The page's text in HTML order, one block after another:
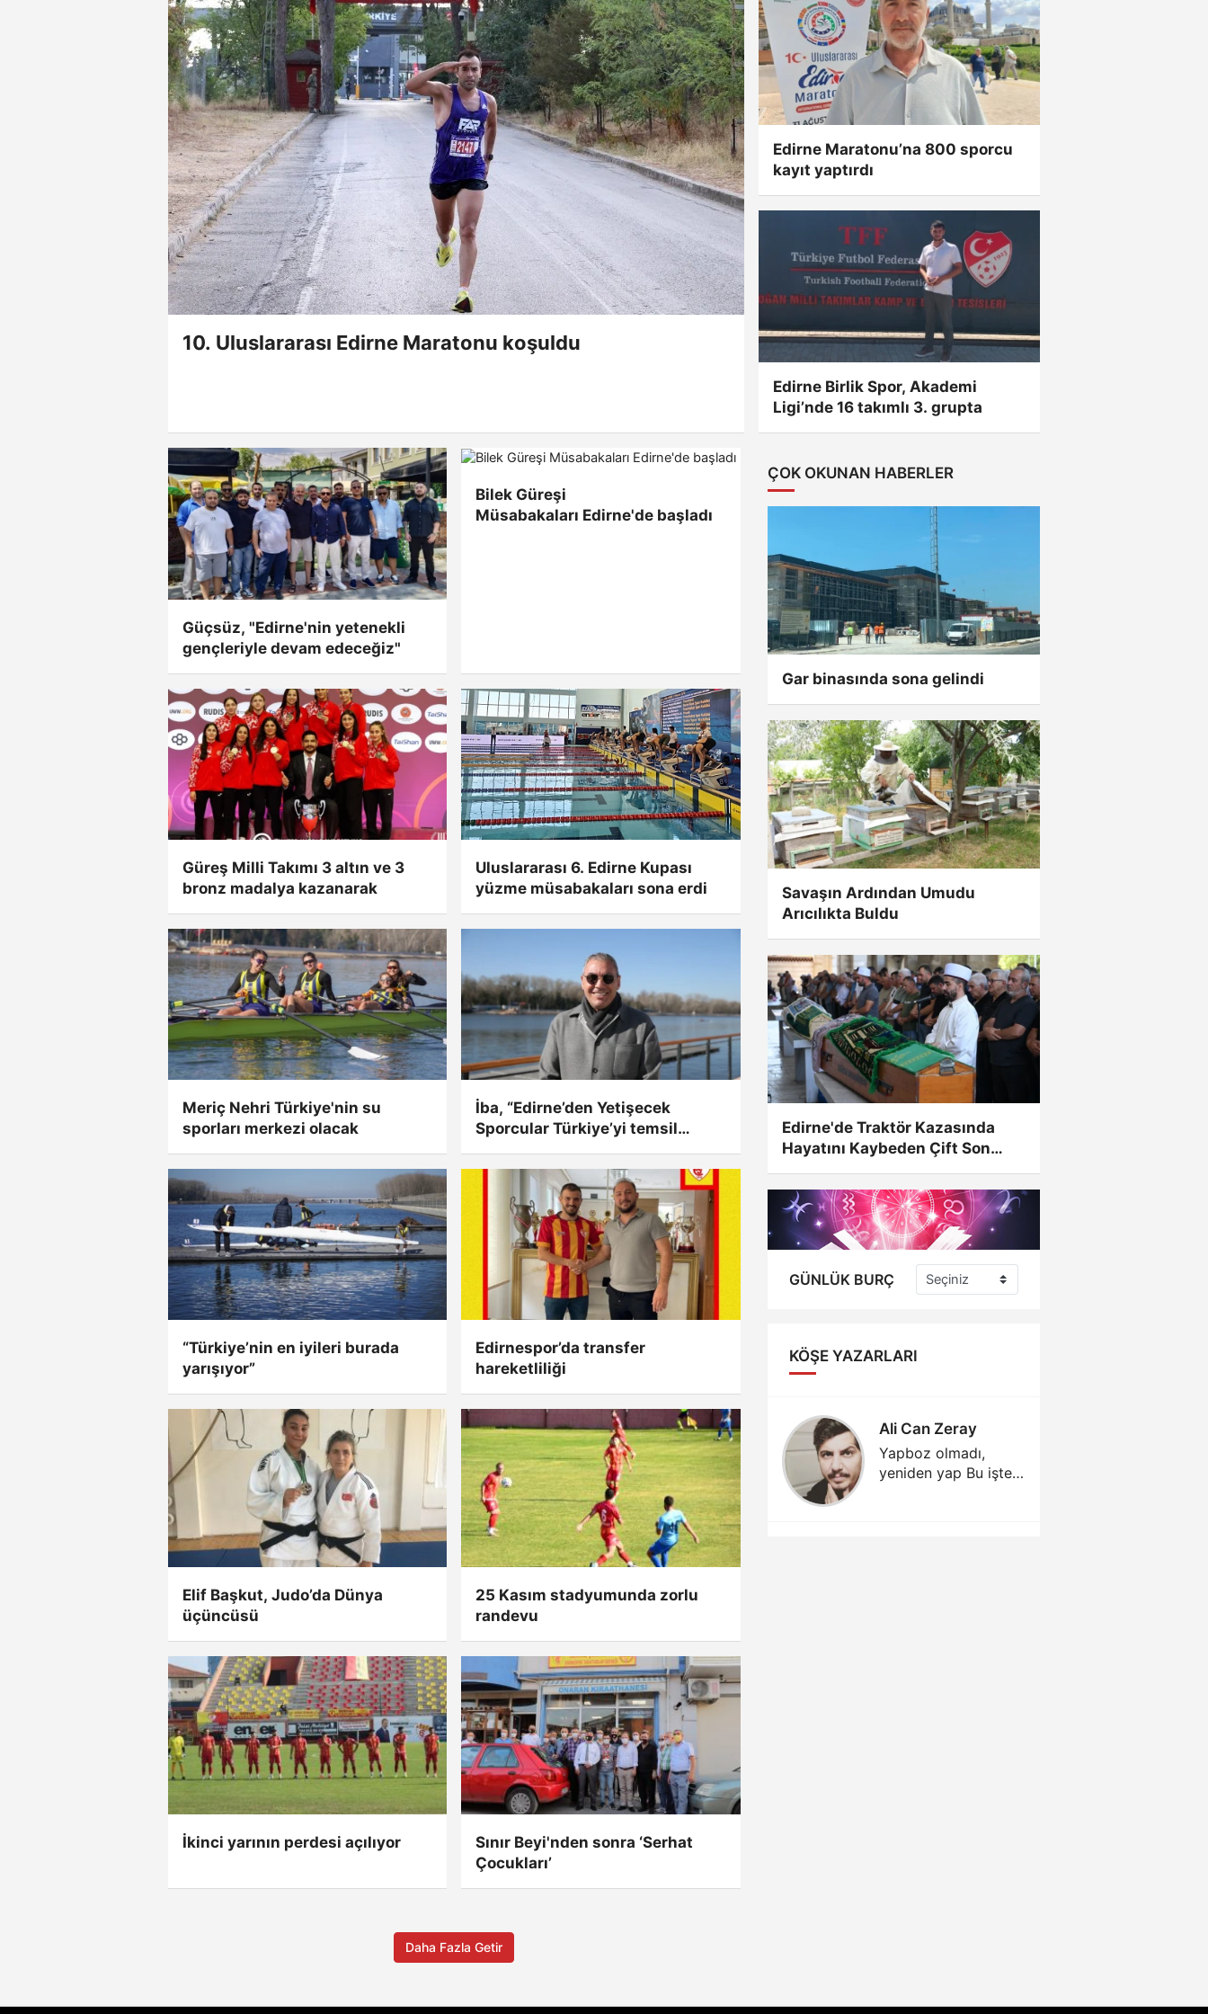
10. Uluslararası Edirne Maratonu koşuldu
Edirne Maratonu’na 800 sporcu
kayıt yaptırdı
Edirne Birlik Spor, Akademi
Ligi’nde 16 takımlı 3. grupta
Güçsüz, "Edirne'nin yetenekli
gençleriyle devam edeceğiz"
Bilek Güreşi
Müsabakaları Edirne'de başladı
Güreş Milli Takımı 3 altın ve 3
bronz madalya kazanarak
Uluslararası 6. Edirne Kupası
yüzme müsabakaları sona erdi
Meriç Nehri Türkiye'nin su
sporları merkezi olacak
İba, “Edirne’den Yetişecek
Sporcular Türkiye’yi temsil
edecek”
“Türkiye’nin en iyileri burada
yarışıyor”
Edirnespor’da transfer
hareketliliği
Elif Başkut, Judo’da Dünya
üçüncüsü
25 Kasım stadyumunda zorlu
randevu
İkinci yarının perdesi açılıyor
Sınır Beyi'nden sonra ‘Serhat
Çocukları’
Daha Fazla Getir
ÇOK OKUNAN HABERLER
Gar binasında sona gelindi
Savaşın Ardından Umudu
Arıcılıkta Buldu
Edirne'de Traktör Kazasında
Hayatını Kaybeden Çift Son
Yolculuğuna...
GÜNLÜK BURÇ
KÖŞE YAZARLARI
Ali Can Zeray
Yapboz olmadı,
yeniden yap Bu işte
kamu zararı yok mu
Ali Can Zeray
Yapboz olmadı,
yeniden yap Bu işte